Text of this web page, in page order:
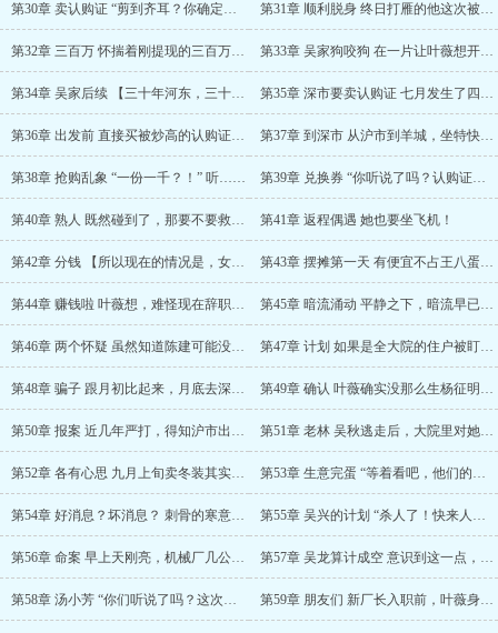
第30章 卖认购证 “剪到齐耳？你确定？” …… 第31章 顺利脱身 终日打雁的他这次被雁啄了眼……
第32章 三百万 怀揣着刚提现的三百万，叶薇实…… 第33章 吴家狗咬狗 在一片让叶薇想开的声音中……
第34章 吴家后续 【三十年河东，三十年河西，…… 第35章 深市要卖认购证 七月发生了四件大事，……
第36章 出发前 直接买被炒高的认购证虽然是个…… 第37章 到深市 从沪市到羊城，坐特快火车要三……
第38章 抢购乱象 “一份一千？！” 听…… 第39章 兑换券 “你听说了吗？认购证都被销售……
第40章 熟人 既然碰到了，那要不要救一下？…… 第41章 返程偶遇 她也要坐飞机！
第42章 分钱 【所以现在的情况是，女主愿意，…… 第43章 摆摊第一天 有便宜不占王八蛋，今晚她……
第44章 赚钱啦 叶薇想，难怪现在辞职下海做生…… 第45章 暗流涌动 平静之下，暗流早已涌动，叶……
第46章 两个怀疑 虽然知道陈建可能没安好心，…… 第47章 计划 如果是全大院的住户被盯上，那也……
第48章 骗子 跟月初比起来，月底去深市的人并…… 第49章 确认 叶薇确实没那么生杨征明的气。 ……
第50章 报案 近几年严打，得知沪市出现地下赌…… 第51章 老林 吴秋逃走后，大院里对她的去向一……
第52章 各有心思 九月上旬卖冬装其实有点早，…… 第53章 生意完蛋 “等着看吧，他们的生意做不……
第54章 好消息？坏消息？ 刺骨的寒意顺着电话…… 第55章 吴兴的计划 “杀人了！快来人啊——”……
第56章 命案 早上天刚亮，机械厂几公里外的某…… 第57章 吴龙算计成空 意识到这一点，李菊萍表……
第58章 汤小芳 “你们听说了吗？这次严打机械…… 第59章 朋友们 新厂长入职前，叶薇身边发生了……